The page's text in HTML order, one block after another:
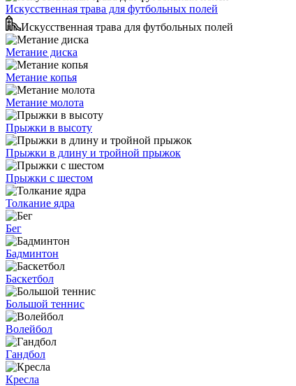
Искусственная трава для футбольных полей
Искусственная трава для футбольных полей
Метание диска
Метание копья
Метание молота
Прыжки в высоту
Прыжки в длину и тройной прыжок
Прыжки с шестом
Толкание ядра
Бег
Бадминтон
Баскетбол
Большой теннис
Волейбол
Гандбол
Кресла